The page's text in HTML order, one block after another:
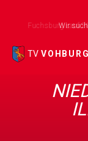
Fuchsburg Lauf
Wir
TV VOHBURG